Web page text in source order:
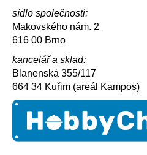
sídlo společnosti:
Makovského nám. 2
616 00 Brno
kancelář a sklad:
Blanenská 355/117
664 34 Kuřim (areál Kampos)